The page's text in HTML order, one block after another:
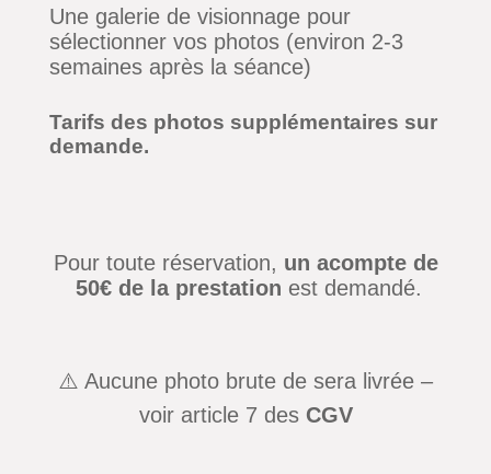
Une galerie de visionnage pour
sélectionner vos photos (environ 2-3
semaines après la séance)
Tarifs des photos supplémentaires sur
demande.
Pour toute réservation, un acompte de
50€ de la prestation est demandé.
⚠️ Aucune photo brute de sera livrée –
voir article 7 des CGV